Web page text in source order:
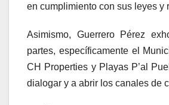
en cumplimiento con sus leyes y
Asimismo, Guerrero Pérez
partes, específicamente el
CH Properties y Playas P’al
dialogar y a abrir los canales de